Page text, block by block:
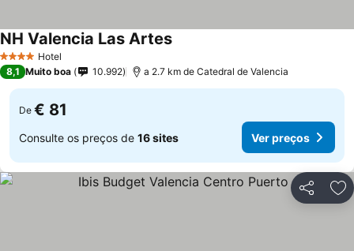
4 EstrelasHotel
NH Valencia Las Artes
8,1 Muito boa 10.992 a 2.7 km de Catedral de Valencia
De € 81
Consulte os preços de 16 sites Ver preços
Partilhar